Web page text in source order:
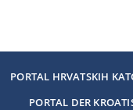
PORTAL HRVATSKIH
PORTAL DER